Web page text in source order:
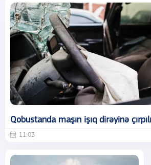
Qobustanda maşın işıq dirəyinə
11:03